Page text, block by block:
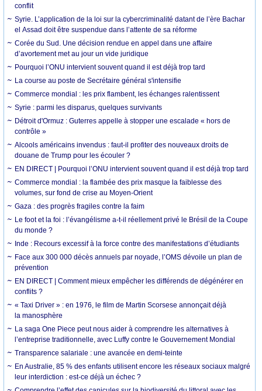
conflit
Syrie. L’application de la loi sur la cybercriminalité datant de l’ère Bachar
el Assad doit être suspendue dans l’attente de sa réforme
Corée du Sud. Une décision rendue en appel dans une affaire
d’avortement met au jour un vide juridique
Pourquoi l’ONU intervient souvent quand il est déjà trop tard
La course au poste de Secrétaire général s'intensifie
Commerce mondial : les prix flambent, les échanges ralentissent
Syrie : parmi les disparus, quelques survivants
Détroit d'Ormuz : Guterres appelle à stopper une escalade « hors de
contrôle »
Alcools américains invendus : faut-il profiter des nouveaux droits de
douane de Trump pour les écouler ?
EN DIRECT | Pourquoi l’ONU intervient souvent quand il est déjà trop tard
Commerce mondial : la flambée des prix masque la faiblesse des
volumes, sur fond de crise au Moyen-Orient
Gaza : des progrès fragiles contre la faim
Le foot et la foi : l’évangélisme a-t-il réellement privé le Brésil de la Coupe
du monde ?
Inde : Recours excessif à la force contre des manifestations d’étudiants
Face aux 300 000 décès annuels par noyade, l’OMS dévoile un plan de
prévention
EN DIRECT | Comment mieux empêcher les différends de dégénérer en
conflits ?
« Taxi Driver » : en 1976, le film de Martin Scorsese annonçait déjà
la manosphère
La saga One Piece peut nous aider à comprendre les alternatives à
l’entreprise traditionnelle, avec Luffy contre le Gouvernement Mondial
Transparence salariale : une avancée en demi-teinte
En Australie, 85 % des enfants utilisent encore les réseaux sociaux malgré
leur interdiction : est-ce déjà un échec ?